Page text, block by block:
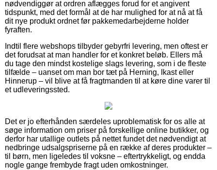
nødvendiggør at ordren aflægges forud for et angivent
tidspunkt, med det formål at de har mulighed for at nå at få
dit nye produkt ordnet før pakkemedarbejderne holder
fyraften.
Indtil flere webshops tilbyder gebyrfri levering, men oftest er
det forudsat at man handler for et konkret beløb. Ellers må
du tage den mindst kostelige slags levering, som i de fleste
tilfælde – uanset om man bor tæt på Herning, Ikast eller
Hinnerup – vil blive at få fragtmanden til at køre dine varer til
et udleveringssted.
Det er jo efterhånden særdeles uproblematisk for os alle at
søge information om priser på forskellige online butikker, og
derfor har utallige outlets på nettet fundet det nødvendigt at
nedbringe udsalgspriserne på en række af deres produkter –
til børn, men ligeledes til voksne – eftertrykkeligt, og endda
nogle gange frembyde fragt uden omkostninger.